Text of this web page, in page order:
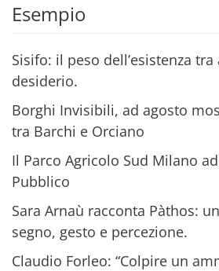
Esempio
Sisifo: il peso dell’esistenza
desiderio.
Borghi Invisibili, ad agosto
tra Barchi e Orciano
Il Parco Agricolo Sud Milano
Pubblico
Sara Arnaù racconta Pàthos:
segno, gesto e percezione.
Claudio Forleo: “Colpire un